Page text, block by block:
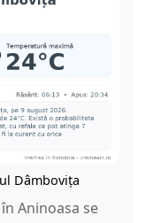
Dâmbovița
Aninoasa se